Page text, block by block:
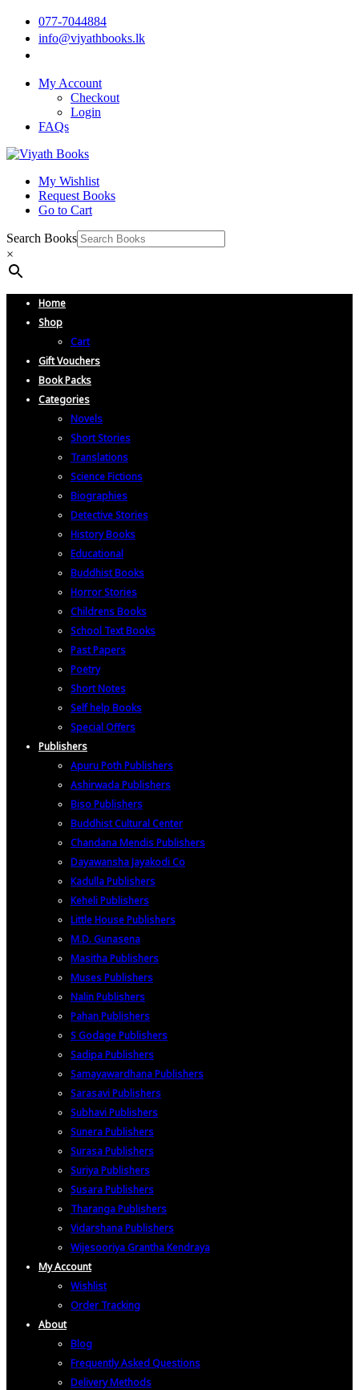
077-7044884
info@viyathbooks.lk
My Account
Checkout
Login
FAQs
My Wishlist
Request Books
Go to Cart
Search Books
×
Home
Shop
Cart
Gift Vouchers
Book Packs
Categories
Novels
Short Stories
Translations
Science Fictions
Biographies
Detective Stories
History Books
Educational
Buddhist Books
Horror Stories
Childrens Books
School Text Books
Past Papers
Poetry
Short Notes
Self help Books
Special Offers
Publishers
Apuru Poth Publishers
Ashirwada Publishers
Biso Publishers
Buddhist Cultural Center
Chandana Mendis Publishers
Dayawansha Jayakodi Co
Kadulla Publishers
Keheli Publishers
Little House Publishers
M.D. Gunasena
Masitha Publishers
Muses Publishers
Nalin Publishers
Pahan Publishers
S Godage Publishers
Sadipa Publishers
Samayawardhana Publishers
Sarasavi Publishers
Subhavi Publishers
Sunera Publishers
Surasa Publishers
Suriya Publishers
Susara Publishers
Tharanga Publishers
Vidarshana Publishers
Wijesooriya Grantha Kendraya
My Account
Wishlist
Order Tracking
About
Blog
Frequently Asked Questions
Delivery Methods